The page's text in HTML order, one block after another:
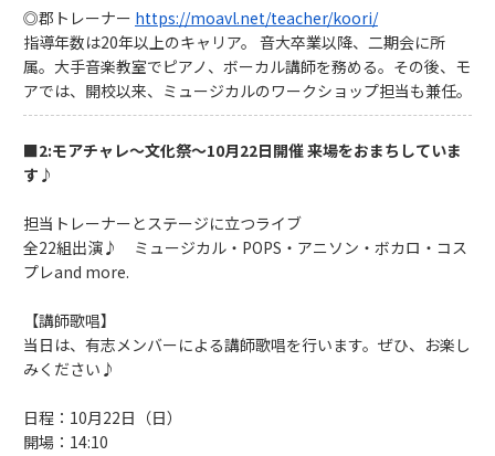
◎郡トレーナー https://moavl.net/teacher/koori/
指導年数は20年以上のキャリア。 音大卒業以降、二期会に所
属。大手音楽教室でピアノ、ボーカル講師を務める。その後、モ
アでは、開校以来、ミュージカルのワークショップ担当も兼任。
■2:モアチャレ～文化祭～10月22日開催 来場をおまちしていま
す♪
担当トレーナーとステージに立つライブ
全22組出演♪ ミュージカル・POPS・アニソン・ボカロ・コス
プレand more.
【講師歌唱】
当日は、有志メンバーによる講師歌唱を行います。ぜひ、お楽し
みください♪
日程：10月22日（日）
開場：14:10